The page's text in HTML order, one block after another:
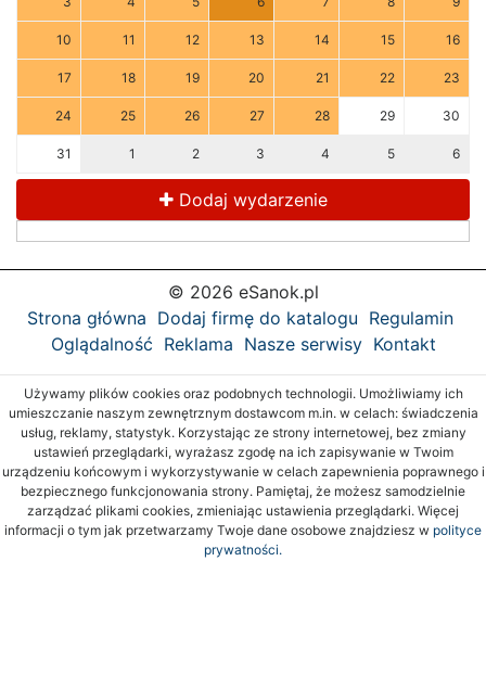
10 11 12 13 14 15 16
17 18 19 20 21 22 23
24 25 26 27 28 29 30
31 1 2 3 4 5 6
Dodaj wydarzenie
© 2026 eSanok.pl
Strona główna Dodaj firmę do katalogu Regulamin
Oglądalność Reklama Nasze serwisy Kontakt
Używamy plików cookies oraz podobnych technologii. Umożliwiamy ich
umieszczanie naszym zewnętrznym dostawcom m.in. w celach: świadczenia
usług, reklamy, statystyk. Korzystając ze strony internetowej, bez zmiany
ustawień przeglądarki, wyrażasz zgodę na ich zapisywanie w Twoim
urządzeniu końcowym i wykorzystywanie w celach zapewnienia poprawnego i
bezpiecznego funkcjonowania strony. Pamiętaj, że możesz samodzielnie
zarządzać plikami cookies, zmieniając ustawienia przeglądarki. Więcej
informacji o tym jak przetwarzamy Twoje dane osobowe znajdziesz w polityce
prywatności.